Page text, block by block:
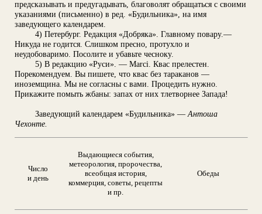
предсказывать и предугадывать, благоволят обращаться с своими
указаниями (письменно) в ред. «Будильника», на имя
заведующего календарем.
4) Петербург. Редакция «Добряка». Главному повару.—
Никуда не годится. Слишком пресно, протухло и
неудобоваримо. Посолите и убавьте чесноку.
5) В редакцию «Руси». — Marci. Квас прелестен.
Порекомендуем. Вы пишете, что квас без тараканов —
иноземщина. Мы не согласны с вами. Процедить нужно.
Прикажите помыть жбаны: запах от них тлетворнее Запада!
Заведующий календарем «Будильника» —Антоша
Чехонте.
Число
и день
Выдающиеся события,
метеорология, пророчества,
всеобщая история,
коммерция, советы, рецепты
и пр.
Обеды